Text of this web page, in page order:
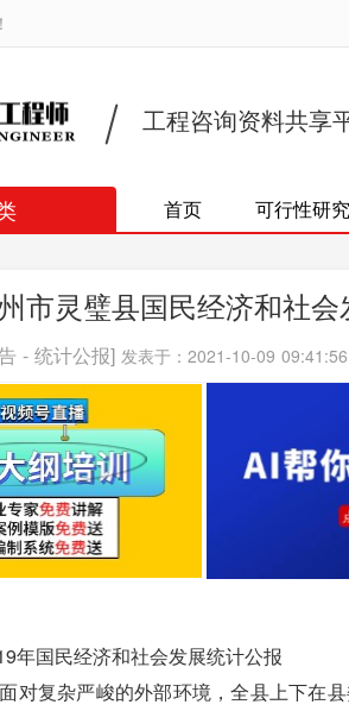
工程咨询资料共享
首页 可行性研
市灵璧县国民经济和社
- 统计公报] 发表于：2021-10-09 09:41:56
国民经济和社会发展统计公报
复杂严峻的外部环境，全县上下在县